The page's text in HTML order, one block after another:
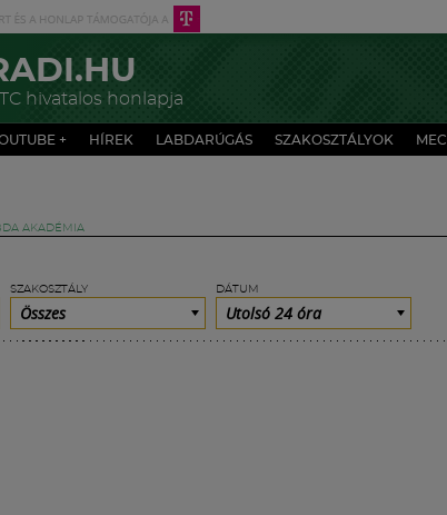
hivatalos honlapja
+ HÍREK LABDARÚGÁS SZAKOSZTÁLYOK
AKADÉMIA
SZAKOSZTÁLY
Összes
DÁTUM
Utolsó 24 óra